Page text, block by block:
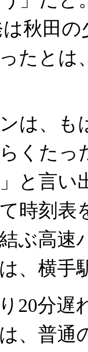
秋田の
たとは
は、も
くたっ
と言い
時刻表
ぶ高速
、横手
20分遅
、普通